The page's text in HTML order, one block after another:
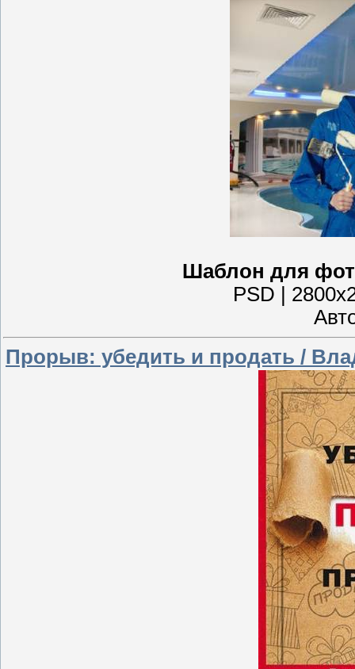
Шаблон для
PSD |
Прорыв: убедить и продать /